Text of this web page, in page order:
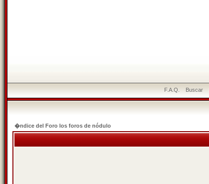
F.A.Q. Buscar
�ndice del Foro los foros de nódulo